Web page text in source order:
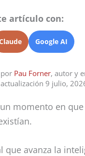
artículo con:
Google AI
Pau Forner, autor y
9 julio,
momento en
que avanza la